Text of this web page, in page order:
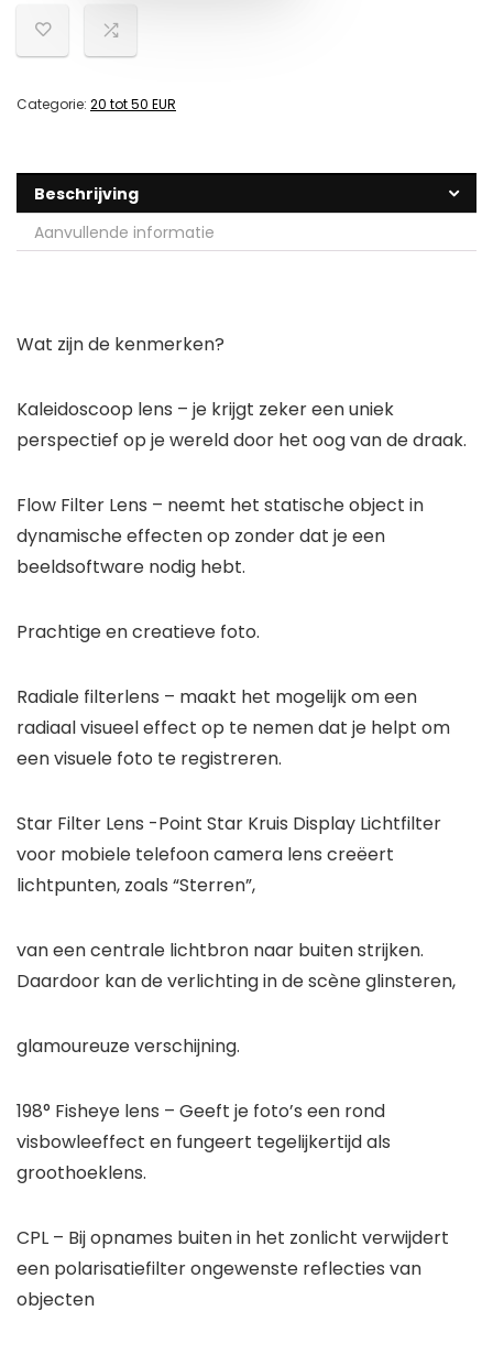
Categorie: 20 tot 50 EUR
Beschrijving
Aanvullende informatie
Wat zijn de kenmerken?
Kaleidoscoop lens – je krijgt zeker een uniek
perspectief op je wereld door het oog van de draak.
Flow Filter Lens – neemt het statische object in
dynamische effecten op zonder dat je een
beeldsoftware nodig hebt.
Prachtige en creatieve foto.
Radiale filterlens – maakt het mogelijk om een
radiaal visueel effect op te nemen dat je helpt om
een visuele foto te registreren.
Star Filter Lens -Point Star Kruis Display Lichtfilter
voor mobiele telefoon camera lens creëert
lichtpunten, zoals “Sterren”,
van een centrale lichtbron naar buiten strijken.
Daardoor kan de verlichting in de scène glinsteren,
glamoureuze verschijning.
198° Fisheye lens – Geeft je foto’s een rond
visbowleeffect en fungeert tegelijkertijd als
groothoeklens.
CPL – Bij opnames buiten in het zonlicht verwijdert
een polarisatiefilter ongewenste reflecties van
objecten